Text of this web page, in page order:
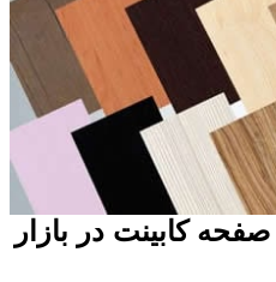
کابینت در بازار